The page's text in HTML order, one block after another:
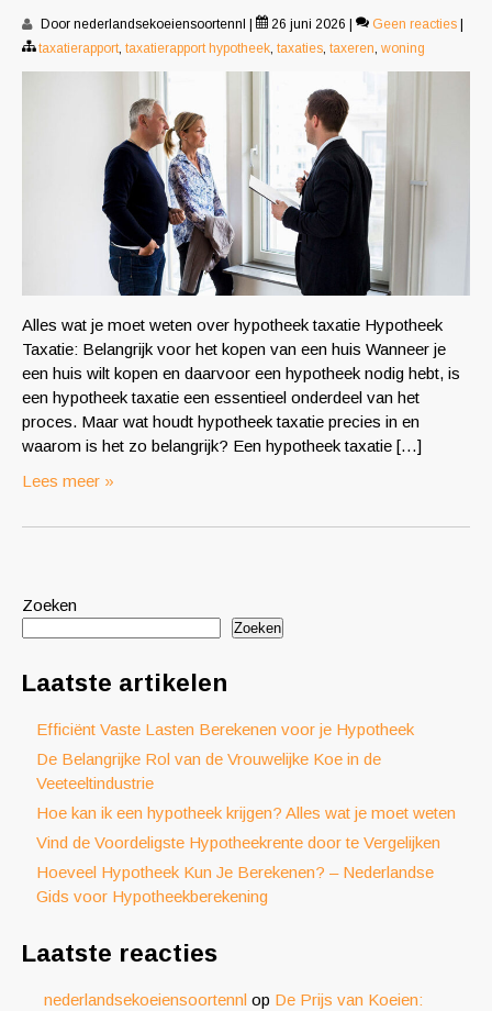
Door nederlandsekoeiensoortennl 26 juni 2026 Geen reacties
taxatierapport, taxatierapport hypotheek, taxaties, taxeren, woning
Alles wat je moet weten over hypotheek taxatie Hypotheek
Taxatie: Belangrijk voor het kopen van een huis Wanneer je
een huis wilt kopen en daarvoor een hypotheek nodig hebt, is
een hypotheek taxatie een essentieel onderdeel van het
proces. Maar wat houdt hypotheek taxatie precies in en
waarom is het zo belangrijk? Een hypotheek taxatie […]
Lees meer »
Zoeken
Zoeken
Laatste artikelen
Efficiënt Vaste Lasten Berekenen voor je Hypotheek
De Belangrijke Rol van de Vrouwelijke Koe in de
Veeteeltindustrie
Hoe kan ik een hypotheek krijgen? Alles wat je moet weten
Vind de Voordeligste Hypotheekrente door te Vergelijken
Hoeveel Hypotheek Kun Je Berekenen? – Nederlandse
Gids voor Hypotheekberekening
Laatste reacties
nederlandsekoeiensoortennl op De Prijs van Koeien: